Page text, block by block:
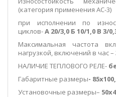
(категория применения АС-3)
при исполнении по
циклов-А 20/3,0 Б 10/1,0 В 3/
Максимальная частота
нагрузкой, включений в час –
НАЛИЧИЕ ТЕПЛОВОГО РЕЛЕ-
Габаритные размеры-
Установочные размеры–